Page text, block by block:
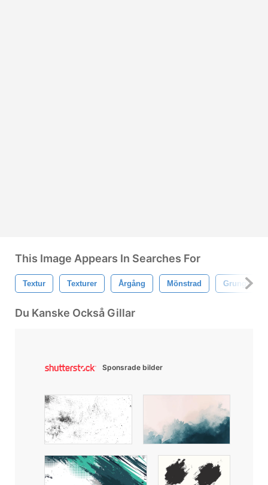
This Image Appears In Searches For
Textur Texturer Årgång Mönstrad Grungy
Du Kanske Också Gillar
Sponsrade bilder